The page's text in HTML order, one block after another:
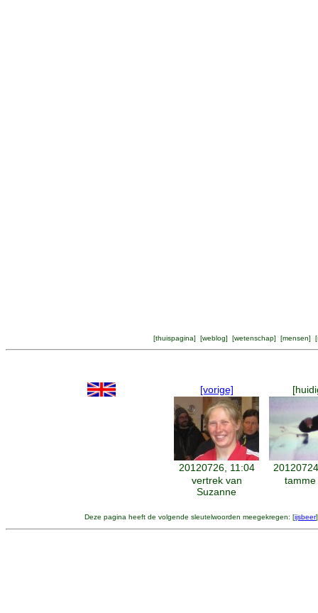
[thuispagina] [weblog] [wetenschap] [mensen] [
[vorige]
20120726, 11:04
vertrek van
Suzanne
tamme
Deze pagina heeft de volgende sleutelwoorden meegekregen: [ijsbeer